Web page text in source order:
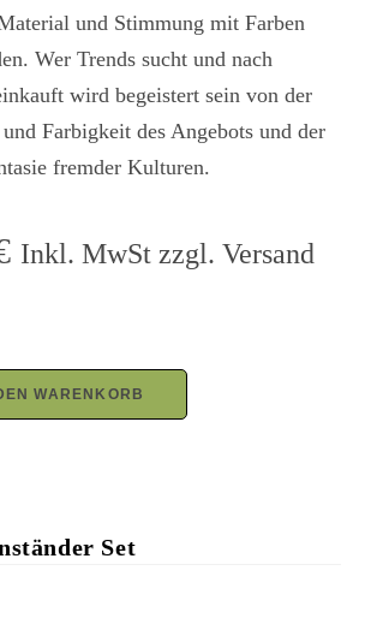
und Stimmung mit Farben
Wer Trends sucht und nach
wird begeistert sein von der
Farbigkeit des Angebots und der
fremder Kulturen.
Inkl. MwSt zzgl. Versand
WARENKORB
Set